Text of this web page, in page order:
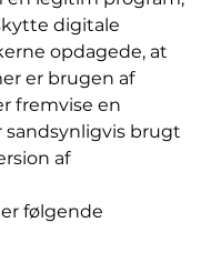
digitale
opdagede, at
er brugen af
fremvise en
sandsynligvis brugt
af
følgende